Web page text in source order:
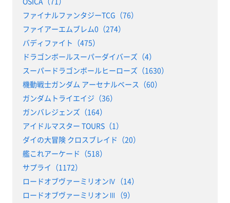
ファイナルファンタジーTCG（76）
ファイアーエムブレム0（274）
バディファイト（475）
ドラゴンボールスーパーダイバーズ（4）
スーパードラゴンボールヒーローズ（1630）
機動戦士ガンダム アーセナルベース（60）
ガンダムトライエイジ（36）
ガンバレジェンズ（164）
アイドルマスター TOURS（1）
ダイの大冒険 クロスブレイド（20）
艦これアーケード（518）
サプライ（1172）
ロードオブヴァーミリオンⅣ（14）
ロードオブヴァーミリオンⅢ（9）